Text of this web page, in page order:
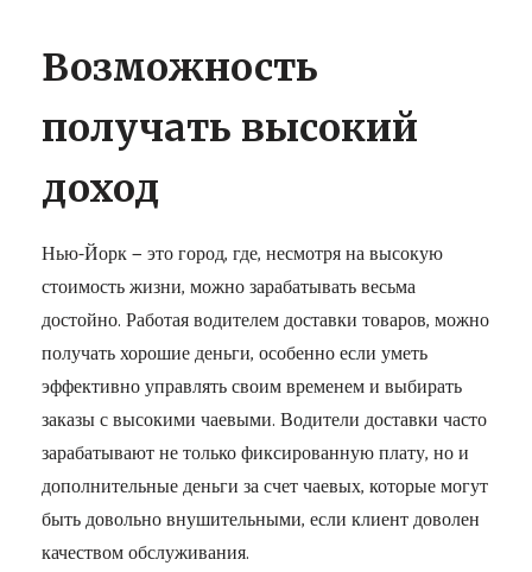
Возможность
получать высокий
доход
Нью-Йорк — это город, где, несмотря на высокую
стоимость жизни, можно зарабатывать весьма
достойно. Работая водителем доставки товаров, можно
получать хорошие деньги, особенно если уметь
эффективно управлять своим временем и выбирать
заказы с высокими чаевыми. Водители доставки часто
зарабатывают не только фиксированную плату, но и
дополнительные деньги за счет чаевых, которые могут
быть довольно внушительными, если клиент доволен
качеством обслуживания.